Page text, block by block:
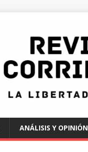
ANÁLISIS Y OPINIÓN